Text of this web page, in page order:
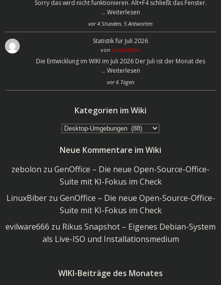
Sorry das wird nicht funktionieren. Alt+F4 schließt das Fenster.
… Weiterlesen
vor 4 Stunden, 5 Antworten
Statistik für Juli 2026
von LinuxBiber
Die Entwicklung im WIKI im Juli 2026 Der Juli ist der Monat des
… Weiterlesen
vor 6 Tagen
Kategorien im Wiki
Kategorien
Wiki
Neue Kommentare im Wiki
zebolon zu GenOffice – Die neue Open-Source-Office-
Suite mit KI-Fokus im Check
LinuxBiberzu GenOffice – Die neue Open-Source-Office-
Suite mit KI-Fokus im Check
evilware666 zu Rikus Snapshot – Eigenes Debian-System
als Live-ISO und Installationsmedium
WIKI-Beiträge des Monates